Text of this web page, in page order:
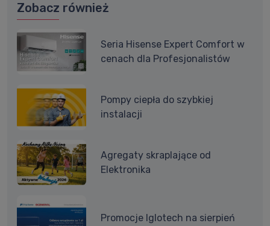
Zobacz również
Seria Hisense Expert Comfort w
cenach dla Profesjonalistów
Pompy ciepła do szybkiej
instalacji
Agregaty skraplające od
Elektronika
Promocje Iglotech na sierpień